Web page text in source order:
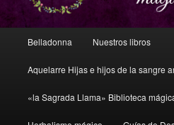
Belladonna Nuestros libros
Aquelarre Hijas e hijos de la sangre
«la Sagrada Llama» Biblioteca